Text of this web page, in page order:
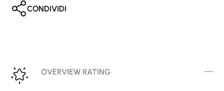
CONDIVIDI
OVERVIEW RATING